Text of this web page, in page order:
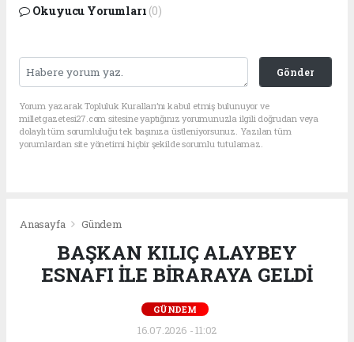
Okuyucu Yorumları (0)
Gönder
Yorum yazarak Topluluk Kuralları’nı kabul etmiş bulunuyor ve
milletgazetesi27.com sitesine yaptığınız yorumunuzla ilgili doğrudan veya
dolaylı tüm sorumluluğu tek başınıza üstleniyorsunuz. Yazılan tüm
yorumlardan site yönetimi hiçbir şekilde sorumlu tutulamaz.
Anasayfa Gündem
BAŞKAN KILIÇ ALAYBEY
ESNAFI İLE BİRARAYA GELDİ
GÜNDEM
16.07.2026 - 11:02